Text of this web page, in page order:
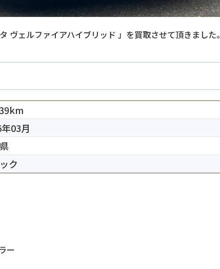
ヴェルファイアハイブリッド 」を買取させて頂きました。
03月
ク
ー